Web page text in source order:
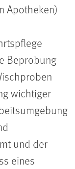
Apotheken)
Beprobung
wichtiger
und der
eines